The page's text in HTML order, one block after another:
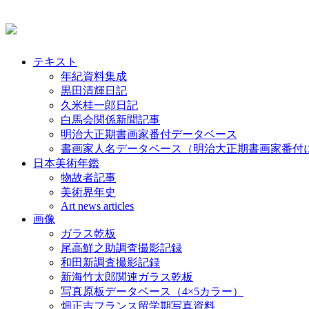
テキスト
年紀資料集成
黒田清輝日記
久米桂一郎日記
白馬会関係新聞記事
明治大正期書画家番付データベース
書画家人名データベース（明治大正期書画家番付
日本美術年鑑
物故者記事
美術界年史
Art news articles
画像
ガラス乾板
尾高鮮之助調査撮影記録
和田新調査撮影記録
新海竹太郎関連ガラス乾板
写真原板データベース（4×5カラー）
畑正吉フランス留学期写真資料